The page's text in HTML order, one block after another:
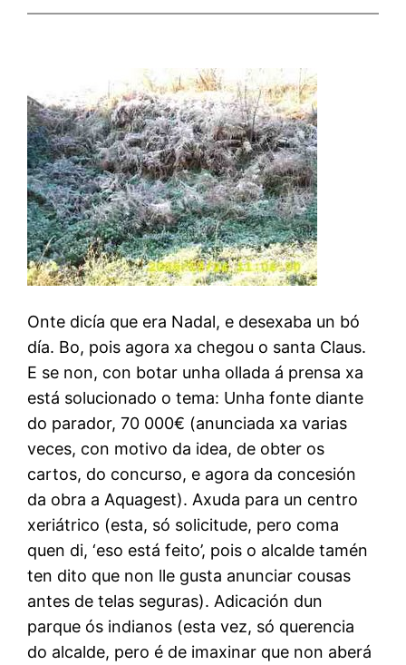
Onte dicía que era Nadal, e desexaba un bó
día. Bo, pois agora xa chegou o santa Claus.
E se non, con botar unha ollada á prensa xa
está solucionado o tema: Unha fonte diante
do parador, 70 000€ (anunciada xa varias
veces, con motivo da idea, de obter os
cartos, do concurso, e agora da concesión
da obra a Aquagest). Axuda para un centro
xeriátrico (esta, só solicitude, pero coma
quen di, ‘eso está feito’, pois o alcalde tamén
ten dito que non lle gusta anunciar cousas
antes de telas seguras). Adicación dun
parque ós indianos (esta vez, só querencia
do alcalde, pero é de imaxinar que non aberá